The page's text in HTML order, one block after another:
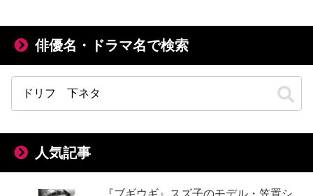
俳優名・ドラマ名で検索
人気記事